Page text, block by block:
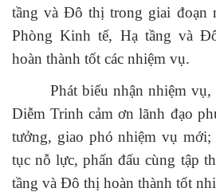
tầng và Đô thị trong giai đoạn
Phòng Kinh tế, Hạ tầng và
hoàn thành tốt các nhiệm vụ.
Phát biểu nhận nhiệm
Diễm Trinh cảm ơn lãnh đạo
tưởng, giao phó nhiệm vụ mới;
tục nỗ lực, phấn đấu cùng tập
tầng và Đô thị hoàn thành tốt